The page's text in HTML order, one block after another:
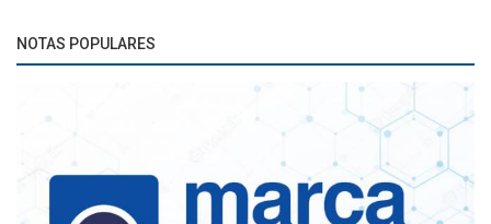
NOTAS POPULARES